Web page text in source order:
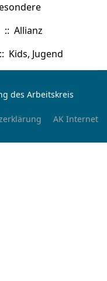
:: Allianz
:: Kids, Jugend
des Arbeitskreis
AK Internet